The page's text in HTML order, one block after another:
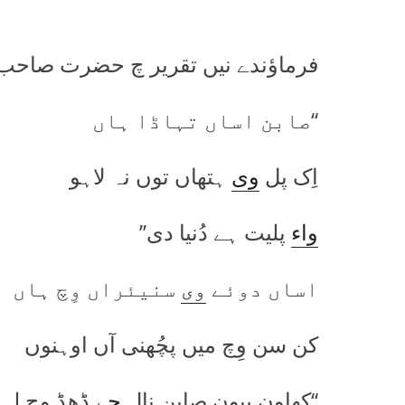
فرماؤندے نیں تقریر چ حضرت
‘‘صابن اساں تہاڈا ہاں
اِک پل وی ہتھاں توں نہ لاہو
واء پلیت ہے دُنیا دی’’
اساں دوئے وی سنیئراں وِچ ہاں
کن سن وِچ میں پچُھنی آں اوہنوں